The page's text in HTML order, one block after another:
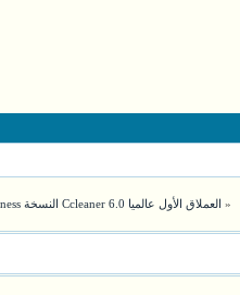
« العملاق الأول عالميا Ccleaner 6.0 النسخة Buisness